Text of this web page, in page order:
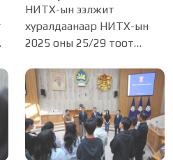
үйлчилгээний
бүртгэлийг цуцалснаар
бизнес эрхлэхэд таатай
нөхцөл бүрдэнэ
НИТХ-ын ээлжит
хуралдаанаар НИТХ-ын
2025 оны 25/29 тоот
журмын зарим хэсгийг
хүчингүй болгож,
зөвшөөрлийн шинжтэй
103 бүртгэлээс нийслэлийн
бизнес эрхлэгчдийг